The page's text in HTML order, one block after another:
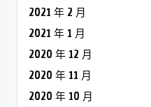
2021 年 2 月
2021 年 1 月
2020 年 12 月
2020 年 11 月
2020 年 10 月